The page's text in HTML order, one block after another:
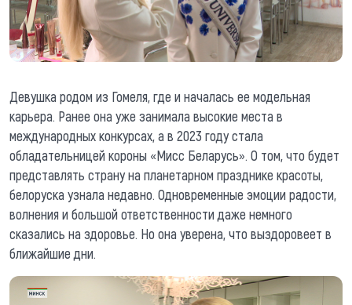
Девушка родом из Гомеля, где и началась ее модельная
карьера. Ранее она уже занимала высокие места в
международных конкурсах, а в 2023 году стала
обладательницей короны «Мисс Беларусь». О том, что будет
представлять страну на планетарном празднике красоты,
белоруска узнала недавно. Одновременные эмоции радости,
волнения и большой ответственности даже немного
сказались на здоровье. Но она уверена, что выздоровеет в
ближайшие дни.